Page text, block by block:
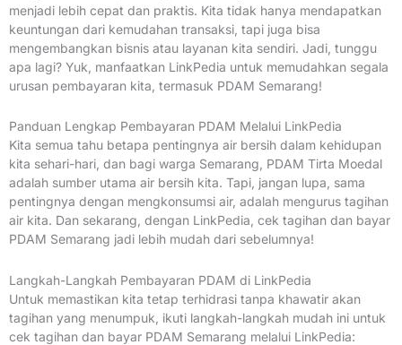
menjadi lebih cepat dan praktis. Kita tidak hanya mendapatkan
keuntungan dari kemudahan transaksi, tapi juga bisa
mengembangkan bisnis atau layanan kita sendiri. Jadi, tunggu
apa lagi? Yuk, manfaatkan LinkPedia untuk memudahkan segala
urusan pembayaran kita, termasuk PDAM Semarang!
Panduan Lengkap Pembayaran PDAM Melalui LinkPedia
Kita semua tahu betapa pentingnya air bersih dalam kehidupan
kita sehari-hari, dan bagi warga Semarang, PDAM Tirta Moedal
adalah sumber utama air bersih kita. Tapi, jangan lupa, sama
pentingnya dengan mengkonsumsi air, adalah mengurus tagihan
air kita. Dan sekarang, dengan LinkPedia, cek tagihan dan bayar
PDAM Semarang jadi lebih mudah dari sebelumnya!
Langkah-Langkah Pembayaran PDAM di LinkPedia
Untuk memastikan kita tetap terhidrasi tanpa khawatir akan
tagihan yang menumpuk, ikuti langkah-langkah mudah ini untuk
cek tagihan dan bayar PDAM Semarang melalui LinkPedia: